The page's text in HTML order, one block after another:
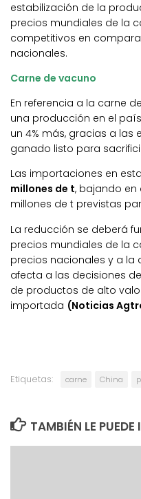
estabilización de la
precios mundiales de la
competitivos en
nacionales.
Carne de vacuno
En referencia a la carne
una producción en el
un 4% más, gracias a las
ganado listo para
Las importaciones en
millones de t, bajando en
millones de t previstas
La reducción se deberá
precios mundiales de la
precios nacionales y a la
afecta a las decisiones
de productos de alto
importada (Noticias
Etiquetas: carne China
TAMBIÉN LE PUEDE